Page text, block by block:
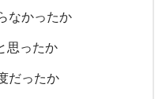
なかったか
思ったか
だったか